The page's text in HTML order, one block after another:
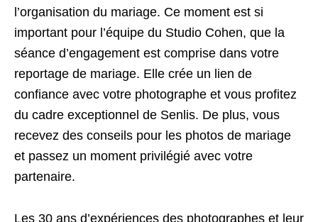
l’organisation du mariage. Ce moment est si
important pour l’équipe du Studio Cohen, que la
séance d’engagement est comprise dans votre
reportage de mariage. Elle crée un lien de
confiance avec votre photographe et vous profitez
du cadre exceptionnel de Senlis. De plus, vous
recevez des conseils pour les photos de mariage
et passez un moment privilégié avec votre
partenaire.
Les 30 ans d’expériences des photographes et leur